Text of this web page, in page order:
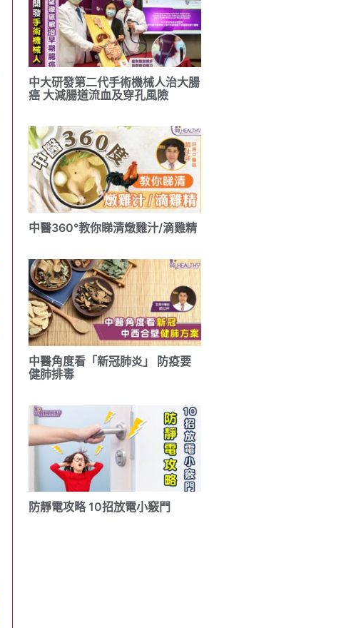
中大研發第二代手術機械人治大腸
癌 大減腸道流血及穿孔風險
中醫360°教你睇清燉雞汁/滴雞精
中醫角度看「新冠肺炎」 防疫要
健肺排毒
防靜電攻略 10招放電小竅門